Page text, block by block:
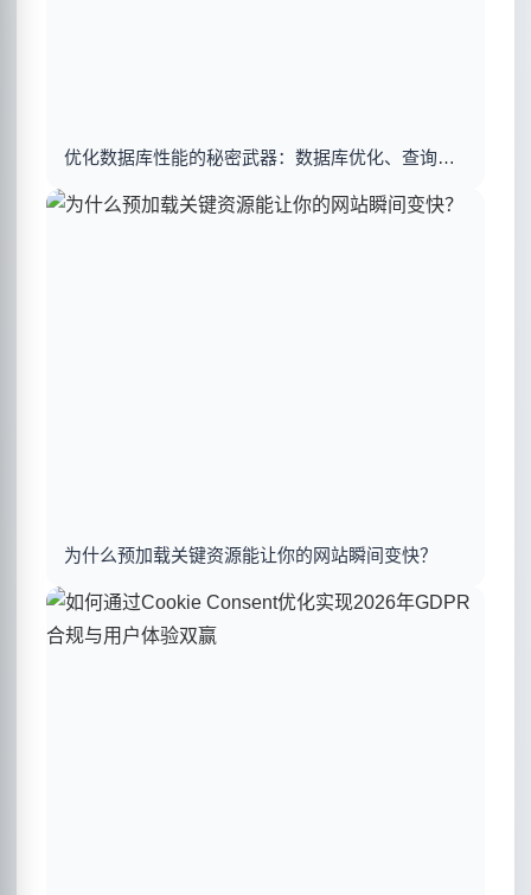
优化数据库性能的秘密武器：数据库优化、查询优化与索引建立揭秘
为什么预加载关键资源能让你的网站瞬间变快？